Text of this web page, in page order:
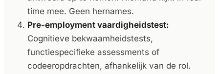
time mee. Geen hernames.
Pre-employment vaardigheidstest:
Cognitieve bekwaamheidstests,
functiespecifieke assessments of
codeeropdrachten, afhankelijk van de rol.